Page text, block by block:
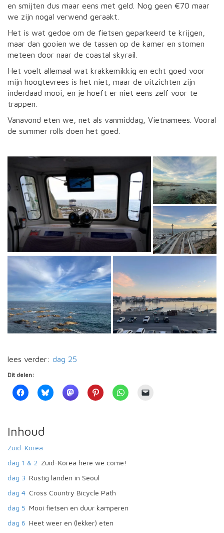
en smijten dus maar eens met geld. Nog geen €70 maar
we zijn nogal verwend geraakt.
Het is wat gedoe om de fietsen geparkeerd te krijgen,
maar dan gooien we de tassen op de kamer en stomen
meteen door naar de coastal skyrail.
Het voelt allemaal wat krakkemikkig en echt goed voor
mijn hoogtevrees is het niet, maar de uitzichten zijn
inderdaad mooi, en je hoeft er niet eens zelf voor te
trappen.
Vanavond eten we, net als vanmiddag, Vietnamees. Vooral
de summer rolls doen het goed.
lees verder: dag 25
Dit delen:
Inhoud
Zuid-Korea
dag 1 & 2 Zuid-Korea here we come!
dag 3 Rustig landen in Seoul
dag 4 Cross Country Bicycle Path
dag 5 Mooi fietsen en duur kamperen
dag 6 Heet weer en (lekker) eten